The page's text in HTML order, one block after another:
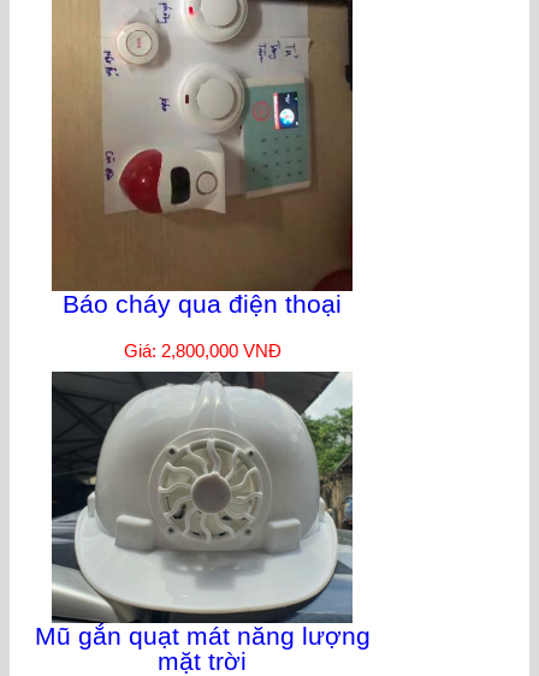
Báo cháy qua điện thoại
Giá: 2,800,000 VNĐ
Mũ gắn quạt mát năng lượng
mặt trời